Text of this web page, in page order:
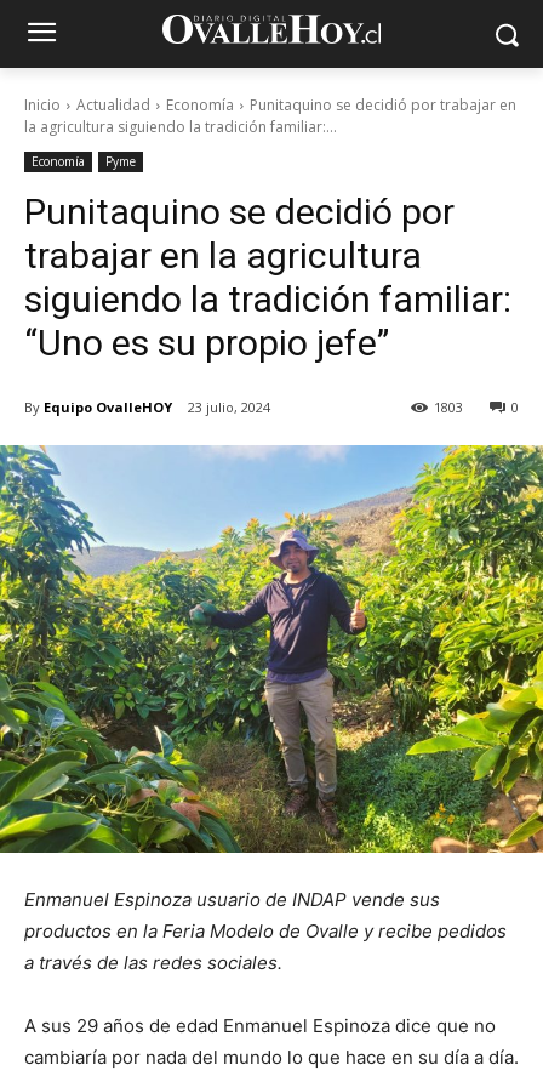
Inicio Actualidad Economía
Punitaquino se decidió por trabajar en
la agricultura siguiendo la tradición familiar:...
Economía Pyme
Punitaquino se decidió por
trabajar en la agricultura
siguiendo la tradición familiar:
“Uno es su propio jefe”
By Equipo OvalleHOY 23 julio, 2024 0
1803
Enmanuel Espinoza usuario de INDAP vende sus
productos en la Feria Modelo de Ovalle y recibe pedidos
a través de las redes sociales.
A sus 29 años de edad Enmanuel Espinoza dice que no
cambiaría por nada del mundo lo que hace en su día a día.